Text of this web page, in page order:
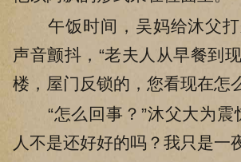
午饭时间，吴妈给沐父打
声音颤抖，“老夫人从早餐到
楼，屋门反锁的，您看现在怎
“怎么回事？”沐父大为震
人不是还好好的吗？我只是